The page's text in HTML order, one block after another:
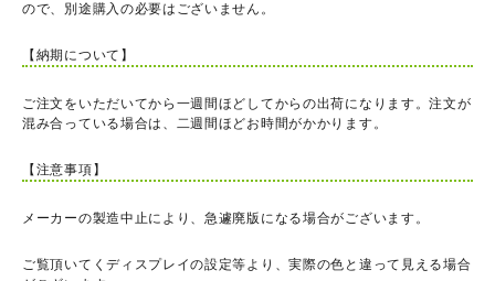
ので、別途購入の必要はございません。
【納期について】
ご注文をいただいてから一週間ほどしてからの出荷になります。注文が
混み合っている場合は、二週間ほどお時間がかかります。
【注意事項】
メーカーの製造中止により、急遽廃版になる場合がございます。
ご覧頂いてくディスプレイの設定等より、実際の色と違って見える場合